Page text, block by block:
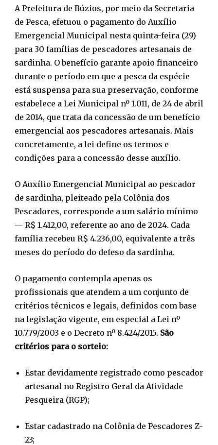
A Prefeitura de Búzios, por meio da Secretaria
de Pesca, efetuou o pagamento do Auxílio
Emergencial Municipal nesta quinta-feira (29)
para 30 famílias de pescadores artesanais de
sardinha. O benefício garante apoio financeiro
durante o período em que a pesca da espécie
está suspensa para sua preservação, conforme
estabelece a Lei Municipal nº 1.011, de 24 de abril
de 2014, que trata da concessão de um benefício
emergencial aos pescadores artesanais. Mais
concretamente, a lei define os termos e
condições para a concessão desse auxílio.
O Auxílio Emergencial Municipal ao pescador
de sardinha, pleiteado pela Colônia dos
Pescadores, corresponde a um salário mínimo
— R$ 1.412,00, referente ao ano de 2024. Cada
família recebeu R$ 4.236,00, equivalente a três
meses do período do defeso da sardinha.
O pagamento contempla apenas os
profissionais que atendem a um conjunto de
critérios técnicos e legais, definidos com base
na legislação vigente, em especial a Lei nº
10.779/2003 e o Decreto nº 8.424/2015. São
critérios para o sorteio:
Estar devidamente registrado como pescador
artesanal no Registro Geral da Atividade
Pesqueira (RGP);
Estar cadastrado na Colônia de Pescadores Z-
23;